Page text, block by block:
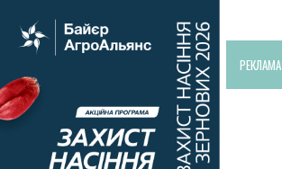
РЕКЛАМА